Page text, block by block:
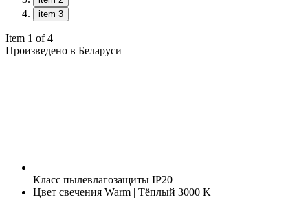
item 3
Item 1 of 4
Произведено в Беларуси
Класс пылевлагозащиты IP20
Цвет свечения Warm | Тёплый 3000 K